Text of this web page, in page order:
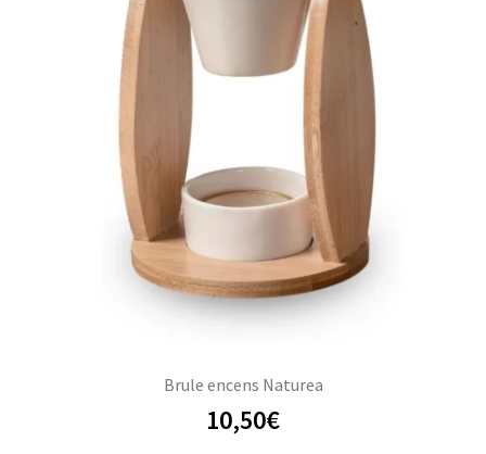
Brule encens Naturea
10,50€